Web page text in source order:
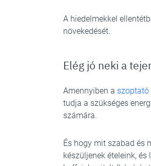
A hiedelmekkel
növekedését.
Elég jó neki a
Amennyiben a szoptató
tudja a szükséges
számára.
És hogy mit szabad és
készüljenek ételeink,